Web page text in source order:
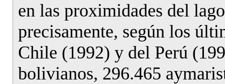
en las proximidades del
precisamente, según los
Chile (1992) y del Perú
bolivianos, 296.465